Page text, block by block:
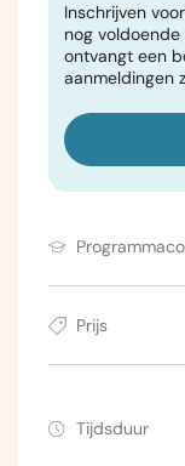
Inschrijven
nog
ontvangt een
aanmeldingen
Prijs
Tijdsduur